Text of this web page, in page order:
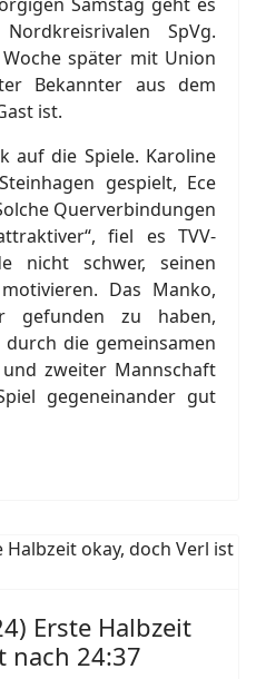
SpVg.
später mit Union
Bekannter aus dem
ist.
auf die Spiele. Karoline
gespielt, Ece
Querverbindungen
fiel es TVV-
nicht schwer, seinen
Das Manko,
gefunden zu haben,
die gemeinsamen
zweiter Mannschaft
gegeneinander gut
Erste Halbzeit
nach 24:37